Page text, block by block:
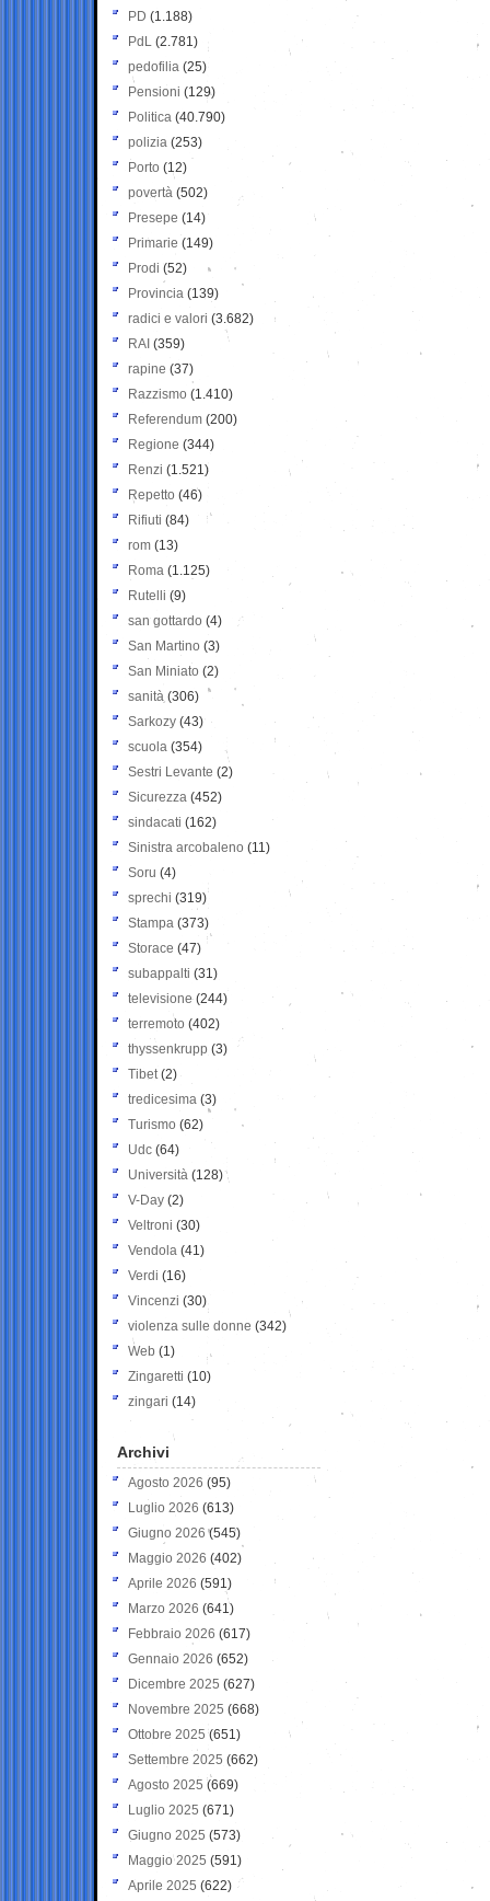
PD (1.188)
PdL (2.781)
pedofilia (25)
Pensioni (129)
Politica (40.790)
polizia (253)
Porto (12)
povertà (502)
Presepe (14)
Primarie (149)
Prodi (52)
Provincia (139)
radici e valori (3.682)
RAI (359)
rapine (37)
Razzismo (1.410)
Referendum (200)
Regione (344)
Renzi (1.521)
Repetto (46)
Rifiuti (84)
rom (13)
Roma (1.125)
Rutelli (9)
san gottardo (4)
San Martino (3)
San Miniato (2)
sanità (306)
Sarkozy (43)
scuola (354)
Sestri Levante (2)
Sicurezza (452)
sindacati (162)
Sinistra arcobaleno (11)
Soru (4)
sprechi (319)
Stampa (373)
Storace (47)
subappalti (31)
televisione(244)
terremoto (402)
thyssenkrupp (3)
Tibet(2)
tredicesima (3)
Turismo (62)
Udc (64)
Università (128)
V-Day (2)
Veltroni (30)
Vendola (41)
Verdi (16)
Vincenzi (30)
violenza sulle donne (342)
Web (1)
Zingaretti (10)
zingari (14)
Archivi
Agosto 2026 (95)
Luglio 2026 (613)
Giugno 2026 (545)
Maggio 2026 (402)
Aprile 2026 (591)
Marzo 2026 (641)
Febbraio 2026 (617)
Gennaio 2026 (652)
Dicembre 2025 (627)
Novembre 2025 (668)
Ottobre 2025 (651)
Settembre 2025 (662)
Agosto 2025 (669)
Luglio 2025 (671)
Giugno 2025 (573)
Maggio 2025 (591)
Aprile 2025 (622)